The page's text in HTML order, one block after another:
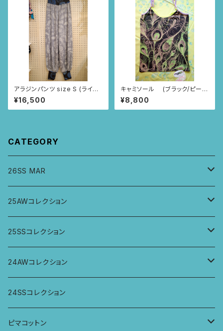
アラジンパンツ size S (ライト
グレー/ルイーサの羽根柄)
¥16,500
キャミソール (ブラック/ピーコ
ック柄)
¥8,800
CATEGORY
26SS MAR
トップス
ジャケット、羽織
パンツ
ワンピース
25AWコレクション
トップス
パンツ
スカート
パーカー
25SSコレクション
トップス
パンツ
ワンピース
24AWコレクション
ワイドパンツ
ロングスリーブトップス
24SSコレクション
ピマコットン